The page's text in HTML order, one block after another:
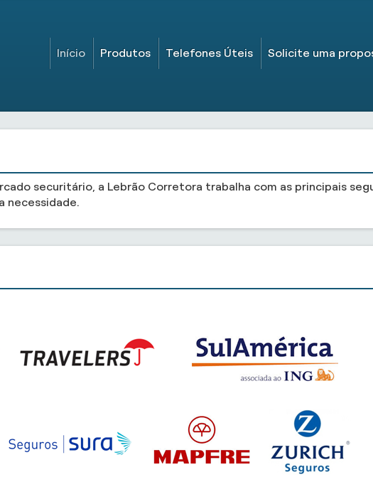
Início Produtos Telefones Úteis Solicite uma
securitário, a Lebrão Corretora trabalha com as principais
necessidade.